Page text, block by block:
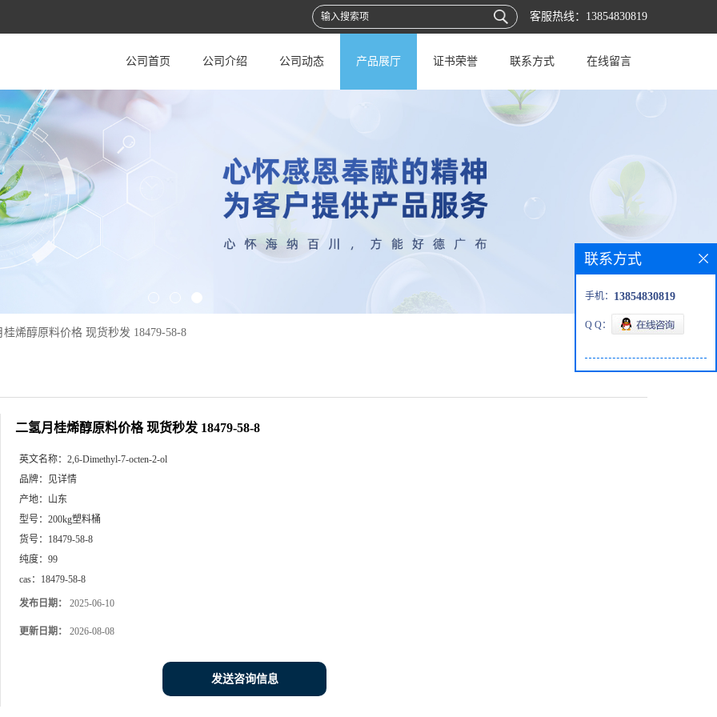
客服热线： 13854830819
公司首页 公司介绍 公司动态 产品展厅 证书荣誉 联系方式 在线留言
桂烯醇原料价格 现货秒发 18479-58-8
二氢月桂烯醇原料价格 现货秒发 18479-58-8
英文名称： 2,6-Dimethyl-7-octen-2-ol
品牌：
见详情
产地： 山东
型号： 200kg塑料桶
货号： 18479-58-8
纯度： 99
cas： 18479-58-8
发布日期： 2025-06-10
更新日期： 2026-08-08
发送咨询信息
联系方式
手机： 13854830819
Q Q：